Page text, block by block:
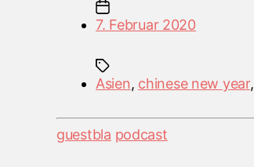
Veröffentlichungsdatum
7. Februar 2020
Schlagwörter
Asien, chinese new year,
Kategorien
guestbla podcast